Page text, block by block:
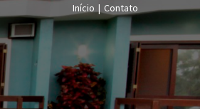
Início | Contato